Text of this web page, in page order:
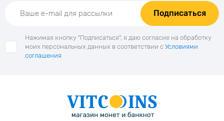
Подписаться
Нажимая кнопку "Подписаться", я даю согласие на обработку
моих персональных данных в соответствии с Условиями
соглашения